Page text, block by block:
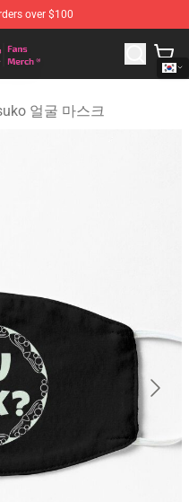
over $100
Merchandise
얼굴 마스크